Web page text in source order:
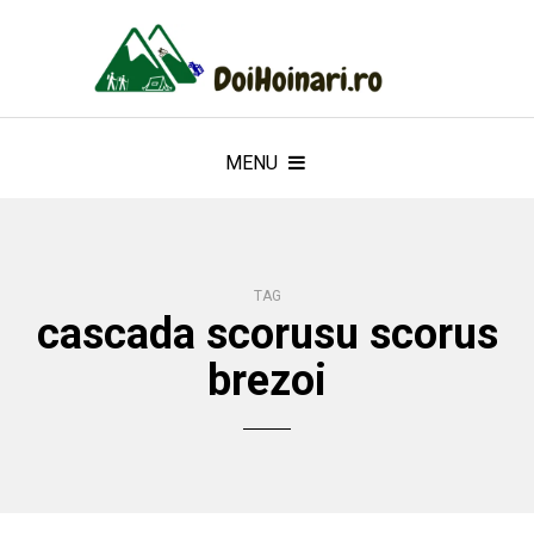
MENU
TAG
cascada scorusu scorus
brezoi